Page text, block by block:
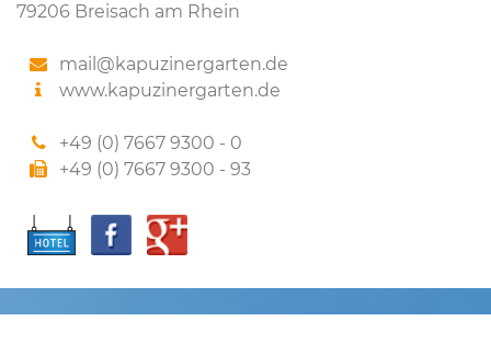
79206 Breisach am Rhein
mail@kapuzinergarten.de
www.kapuzinergarten.de
+49 (0) 7667 9300 - 0
+49 (0) 7667 9300 - 93